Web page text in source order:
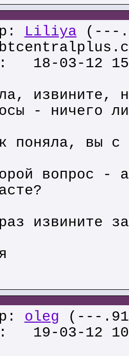
Liliya (---
18-03-12
извините,
- ничего
поняла, вы с
вопрос -
извините
oleg (---
19-03-12